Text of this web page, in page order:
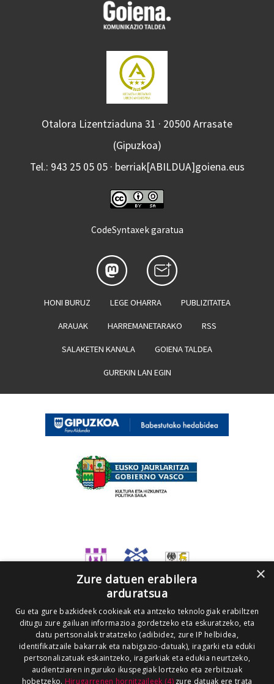
Otalora Lizentziaduna 31 · 20500 Arrasate
(Gipuzkoa)
Tel.: 943 25 05 05 · berriak[ABILDUA]goiena.eus
CodeSyntaxek garatua
HONI BURUZ LEGE OHARRA PUBLIZITATEA
ARAUAK HARREMANETARAKO RSS
SALAKETEN KANALA GOIENA TALDEA
GUREKIN LAN EGIN
×
Zure datuen erabilera
arduratsua
Gu eta gure bazkideek cookieak eta antzeko teknologiak erabiltzen
ditugu zure gailuan informazioa gordetzeko eta eskuratzeko, eta
datu pertsonalak tratatzeko (adibidez, zure IP helbidea,
identifikatzaile bakarrak eta nabigazio-datuak), iragarki eta eduki
pertsonalizatuak eskaintzeko, iragarkiak eta edukia neurtzeko,
audientziaren inguruko ikuspegiak lortzeko eta zerbitzuak
hobetzeko. Hirugarrenen hornitzaileek (4)zure datuak ere trata